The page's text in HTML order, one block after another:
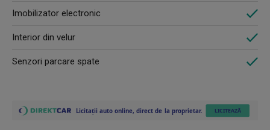
Imobilizator electronic
Interior din velur
Senzori parcare spate